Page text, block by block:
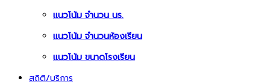
แนวโน้ม จำนวน นร.
แนวโน้ม จำนวนห้องเรียน
แนวโน้ม ขนาดโรงเรียน
สถิติ/บริการ